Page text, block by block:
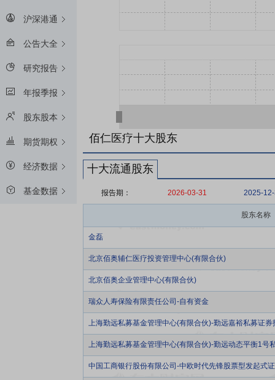
沪深港通
公告大全
研究报告
年报季报
股东股本
期货期权
经济数据
基金数据
佰仁医疗十大股东
十大流通股东
报告期： 2026-03-31 2025-
股东名称
金磊
北京佰奥辅仁医疗投资管理中心(有限合伙)
北京佰奥企业管理中心(有限合伙)
瑞众人寿保险有限责任公司-自有资金
上海勤远私募基金管理中心(有限合伙)-勤远嘉裕私募证券
上海勤远私募基金管理中心(有限合伙)-勤远动态平衡1号
中国工商银行股份有限公司-中欧时代先锋股票型发起式